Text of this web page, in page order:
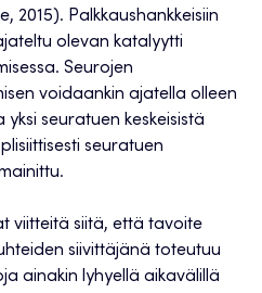
2015). Palkkaushankkeisiin
olevan katalyytti
Seurojen
voidaankin ajatella olleen
seuratuen keskeisistä
seuratuen
viitteitä siitä, että tavoite
siivittäjänä toteutuu
ainakin lyhyellä aikavälillä